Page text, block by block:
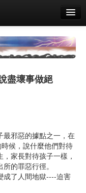
盡壞事做絕
最邪惡的據點之一，在
候，說什麼他們對待
家長對待孩子一樣，
的罪惡行徑。
成了人間地獄----迫害